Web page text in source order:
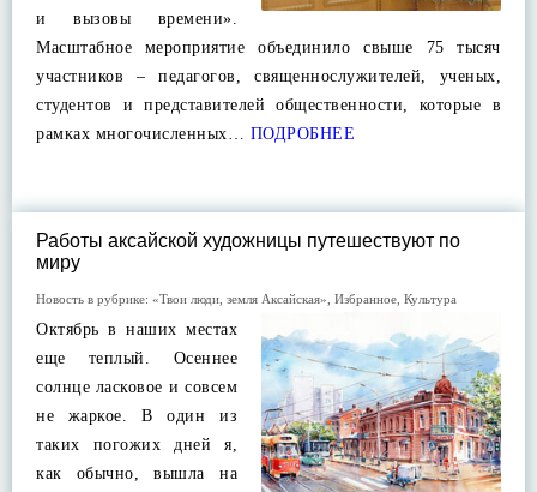
и вызовы времени».
Масштабное мероприятие объединило свыше 75 тысяч
участников – педагогов, священнослужителей, ученых,
студентов и представителей общественности, которые в
рамках многочисленных… ПОДРОБНЕЕ
Работы аксайской художницы путешествуют по
миру
Новость в рубрике: «Твои люди, земля Аксайская» Избранное Культура
Октябрь в наших местах
еще теплый. Осеннее
солнце ласковое и совсем
не жаркое. В один из
таких погожих дней я,
как обычно, вышла на